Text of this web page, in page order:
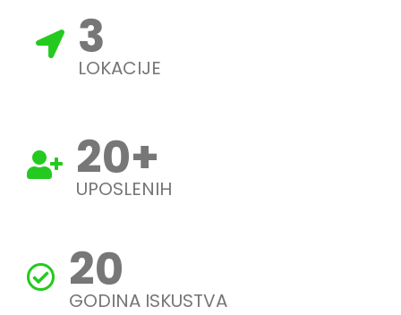
3
LOKACIJE
20+
UPOSLENIH
20
GODINA ISKUSTVA